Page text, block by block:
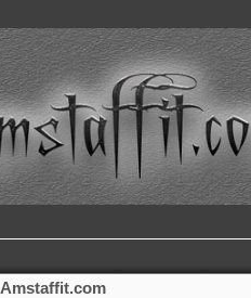
Amstaffit.com